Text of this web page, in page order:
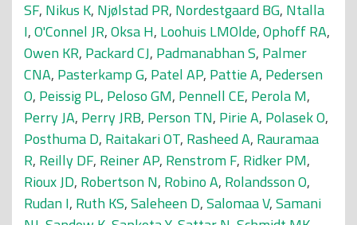
SF, Nikus K, Njølstad PR, Nordestgaard BG, Ntalla
I,O'Connel JR,Oksa H, Loohuis LMOlde,Ophoff RA,
Owen KR, Packard CJ, Padmanabhan S, Palmer
CNA, Pasterkamp G, Patel AP, Pattie A, Pedersen
O, Peissig PL, Peloso GM, Pennell CE, Perola M,
Perry JA, Perry JRB, Person TN, Pirie A, Polasek O,
Posthuma D, Raitakari OT, Rasheed A, Rauramaa
R, Reilly DF, Reiner AP, Renstrom F, Ridker PM,
Rioux JD, Robertson N, Robino A, Rolandsson O,
Rudan I, Ruth KS,Saleheen D,Salomaa V,Samani